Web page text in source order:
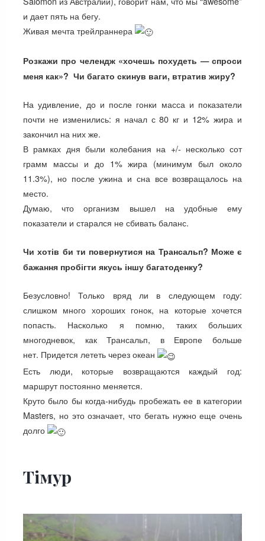
и дает пять на бегу.
Живая мечта трейлраннера
Розкажи про челендж «хочешь похудеть — спроси
меня как»? Чи багато скинув ваги, втратив жиру?
На удивление, до и после гонки масса и показатели
почти не изменились: я начал с 80 кг и 12% жира и
закончил на них же.
В рамках дня были колебания на +/- несколько сот
грамм массы и до 1% жира (минимум был около
11.3%), но после ужина и сна все возвращалось на
место.
Думаю, что организм вышел на удобные ему
показатели и старался не сбивать баланс.
Чи хотів би ти повернутися на Трансальп? Може є
бажання пробігти якусь іншу багатоденку?
Безусловно! Только вряд ли в следующем году:
слишком много хороших гонок, на которые хочется
попасть. Насколько я помню, таких больших
многодневок, как Трансальп, в Европе больше
нет. Придется лететь через океан
Есть люди, которые возвращаются каждый год:
маршрут постоянно меняется.
Круто было бы когда-нибудь пробежать ее в категории
Masters, но это означает, что бегать нужно еще очень
долго
Тімур